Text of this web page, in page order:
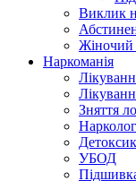
Виклик
Жіночий
Наркоманія
Зняття
УБОД